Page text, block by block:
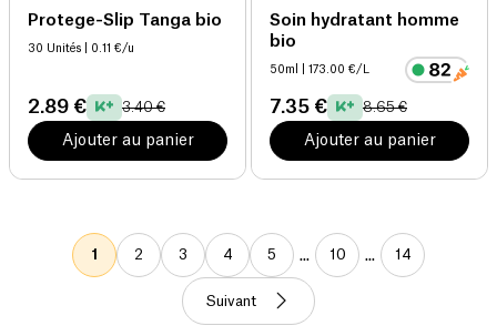
Protege-Slip Tanga bio
30 Unités | 0.11 €/u
2.89 € 3.40 €
Ajouter au panier
Soin hydratant homme
bio
50ml | 173.00 €/L
7.35 € 8.65 €
Ajouter au panier
1 2 3 4 5 ... 10 ... 14
Suivant